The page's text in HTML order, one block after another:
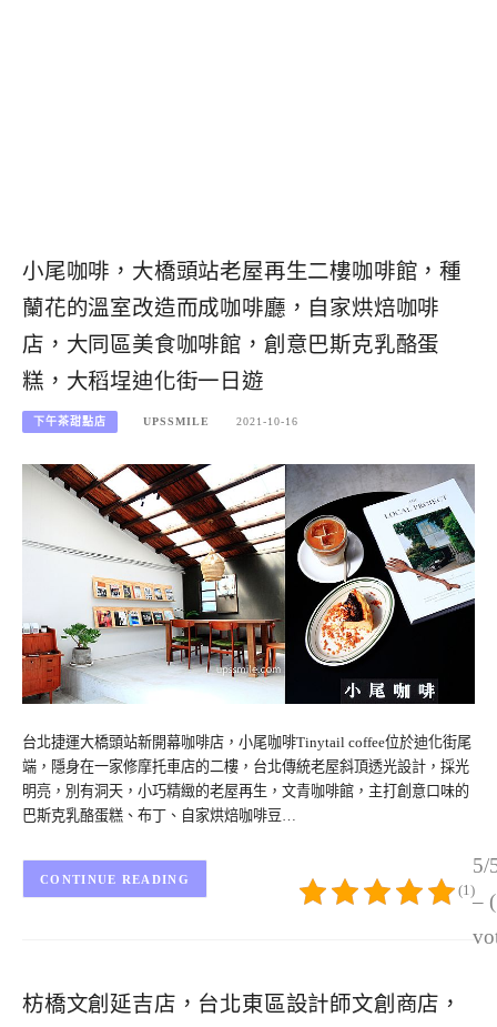
小尾咖啡，大橋頭站老屋再生二樓咖啡館，種
蘭花的溫室改造而成咖啡廳，自家烘焙咖啡
店，大同區美食咖啡館，創意巴斯克乳酪蛋
糕，大稻埕迪化街一日遊
下午茶甜點店 UPSSMILE 2021-10-16
台北捷運大橋頭站新開幕咖啡店，小尾咖啡Tinytail coffee位於迪化街尾
端，隱身在一家修摩托車店的二樓，台北傳統老屋斜頂透光設計，採光
明亮，別有洞天，小巧精緻的老屋再生，文青咖啡館，主打創意口味的
巴斯克乳酪蛋糕、布丁、自家烘焙咖啡豆…
5/
–
(1)
CONTINUE READING
枋橋文創延吉店，台北東區設計師文創商店，